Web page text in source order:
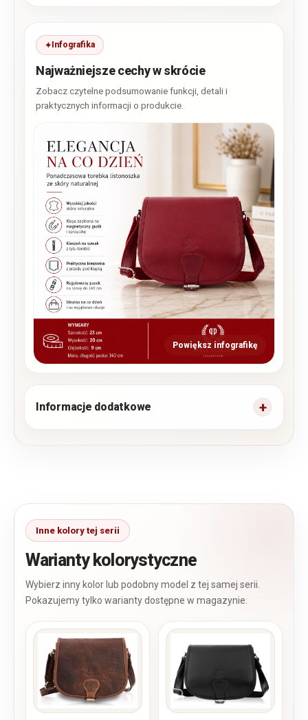
Infografika
Najważniejsze cechy w skrócie
Zobacz czytelne podsumowanie funkcji, detali i
praktycznych informacji o produkcie.
Powiększ infografikę
Informacje dodatkowe
Warianty kolorystyczne